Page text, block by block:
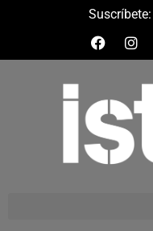
Suscríbete: